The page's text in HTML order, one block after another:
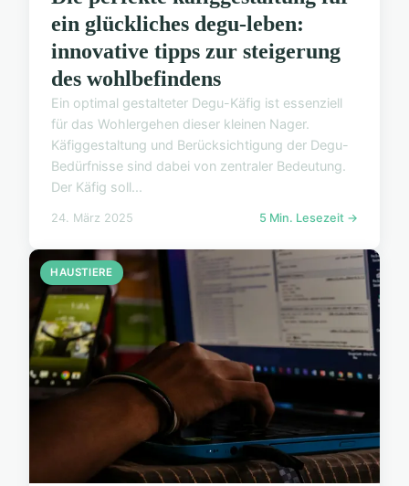
ein glückliches degu-leben:
innovative tipps zur steigerung
des wohlbefindens
Ein optimal gestalteter Degu-Käfig ist essenziell
für das Wohlergehen dieser kleinen Nager.
Käfiggestaltung und Berücksichtigung der Degu-
Bedürfnisse sind dabei von zentraler Bedeutung.
Der Käfig soll...
24. März 2025 5 Min. Lesezeit →
HAUSTIERE